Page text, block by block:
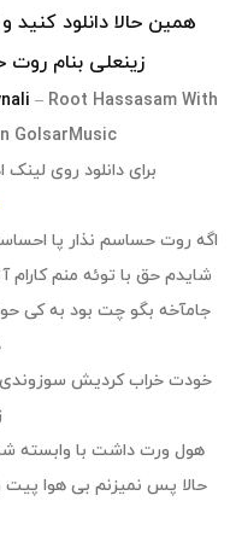
همین حالا دانلود
زینعلی بنام
– Root Hassasam With
GolsarMusic
برای دانلود روی
اگه روت حساسم نذار پا
شایدم حق با توئه منم کارام
جامآخه بگو چت بود به کی
خودت خراب کردیش
هول ورت داشت با
حالا پس نمیزنم بی هوا